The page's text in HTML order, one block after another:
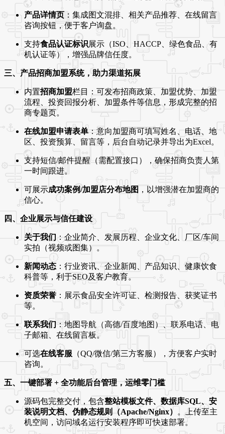
产品详情页：集成图文混排、相关产品推荐、在线留言
咨询按钮，便于客户询盘。
支持食品认证标识展示（ISO、HACCP、绿色食品、有
机认证等），增强品牌信任度。
三、产品招商加盟系统，助力渠道拓展
内置招商加盟栏目：可发布招商政策、加盟优势、加盟
流程、投资回报分析、加盟条件等信息，形成完整的招
商专题页。
在线加盟申请表单：意向加盟商可填写姓名、电话、地
区、投资预算、留言等，后台自动记录并导出为Excel。
支持短信/邮件提醒（需配置接口），确保招商负责人第
一时间跟进。
可展示成功案例/加盟店分布地图 ，以增强潜在加盟商的
信心。
四、企业展示与信任建设
关于我们：企业简介、发展历程、企业文化、厂区/车间
实拍（视频或图集）。
新闻动态 ：行业资讯、企业新闻、产品知识、健康饮食
科普等，利于SEO及客户教育。
资质荣誉 ：展示食品安全许可证、检测报告、获奖证书
等。
联系我们：地图导航（高德/百度地图）、联系电话、电
子邮箱、在线留言板。
可选在线客服 （QQ/微信/第三方客服），方便客户实时
咨询。
五、一键部署 + 全功能后台管理，运维零门槛
源码包完整交付，包含整站模板文件、数据库SQL、安
装说明文档、伪静态规则（Apache/Nginx） 。上传至主
机空间，访问域名运行安装程序即可快速部署。